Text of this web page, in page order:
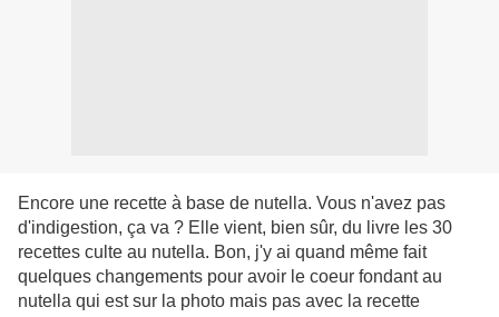
Encore une recette à base de nutella. Vous n'avez pas
d'indigestion, ça va ? Elle vient, bien sûr, du livre les 30
recettes culte au nutella. Bon, j'y ai quand même fait
quelques changements pour avoir le coeur fondant au
nutella qui est sur la photo mais pas avec la recette